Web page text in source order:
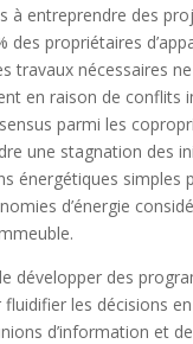
à entreprendre des
des propriétaires
travaux nécessaires
en raison de conflits
parmi les
une stagnation des
énergétiques simples
d’énergie
développer des
fluidifier les décisions
d’information et